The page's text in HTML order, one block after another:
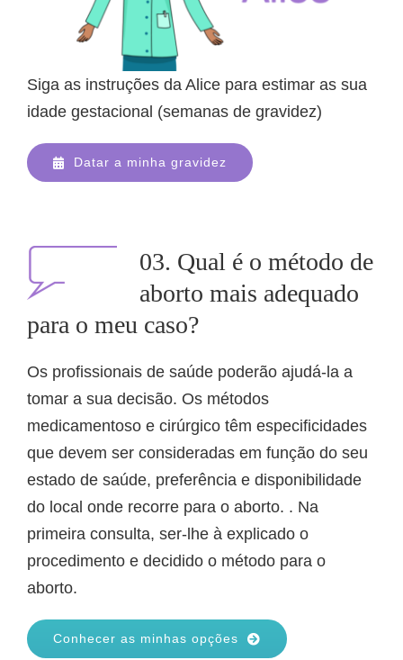
Siga as instruções da Alice para estimar as sua
idade gestacional (semanas de gravidez)
Datar a minha gravidez
03. Qual é o método de
aborto mais adequado
para o meu caso?
Os profissionais de saúde poderão ajudá-la a
tomar a sua decisão. Os métodos
medicamentoso e cirúrgico têm especificidades
que devem ser consideradas em função do seu
estado de saúde, preferência e disponibilidade
do local onde recorre para o aborto. . Na
primeira consulta, ser-lhe à explicado o
procedimento e decidido o método para o
aborto.
Conhecer as minhas opções